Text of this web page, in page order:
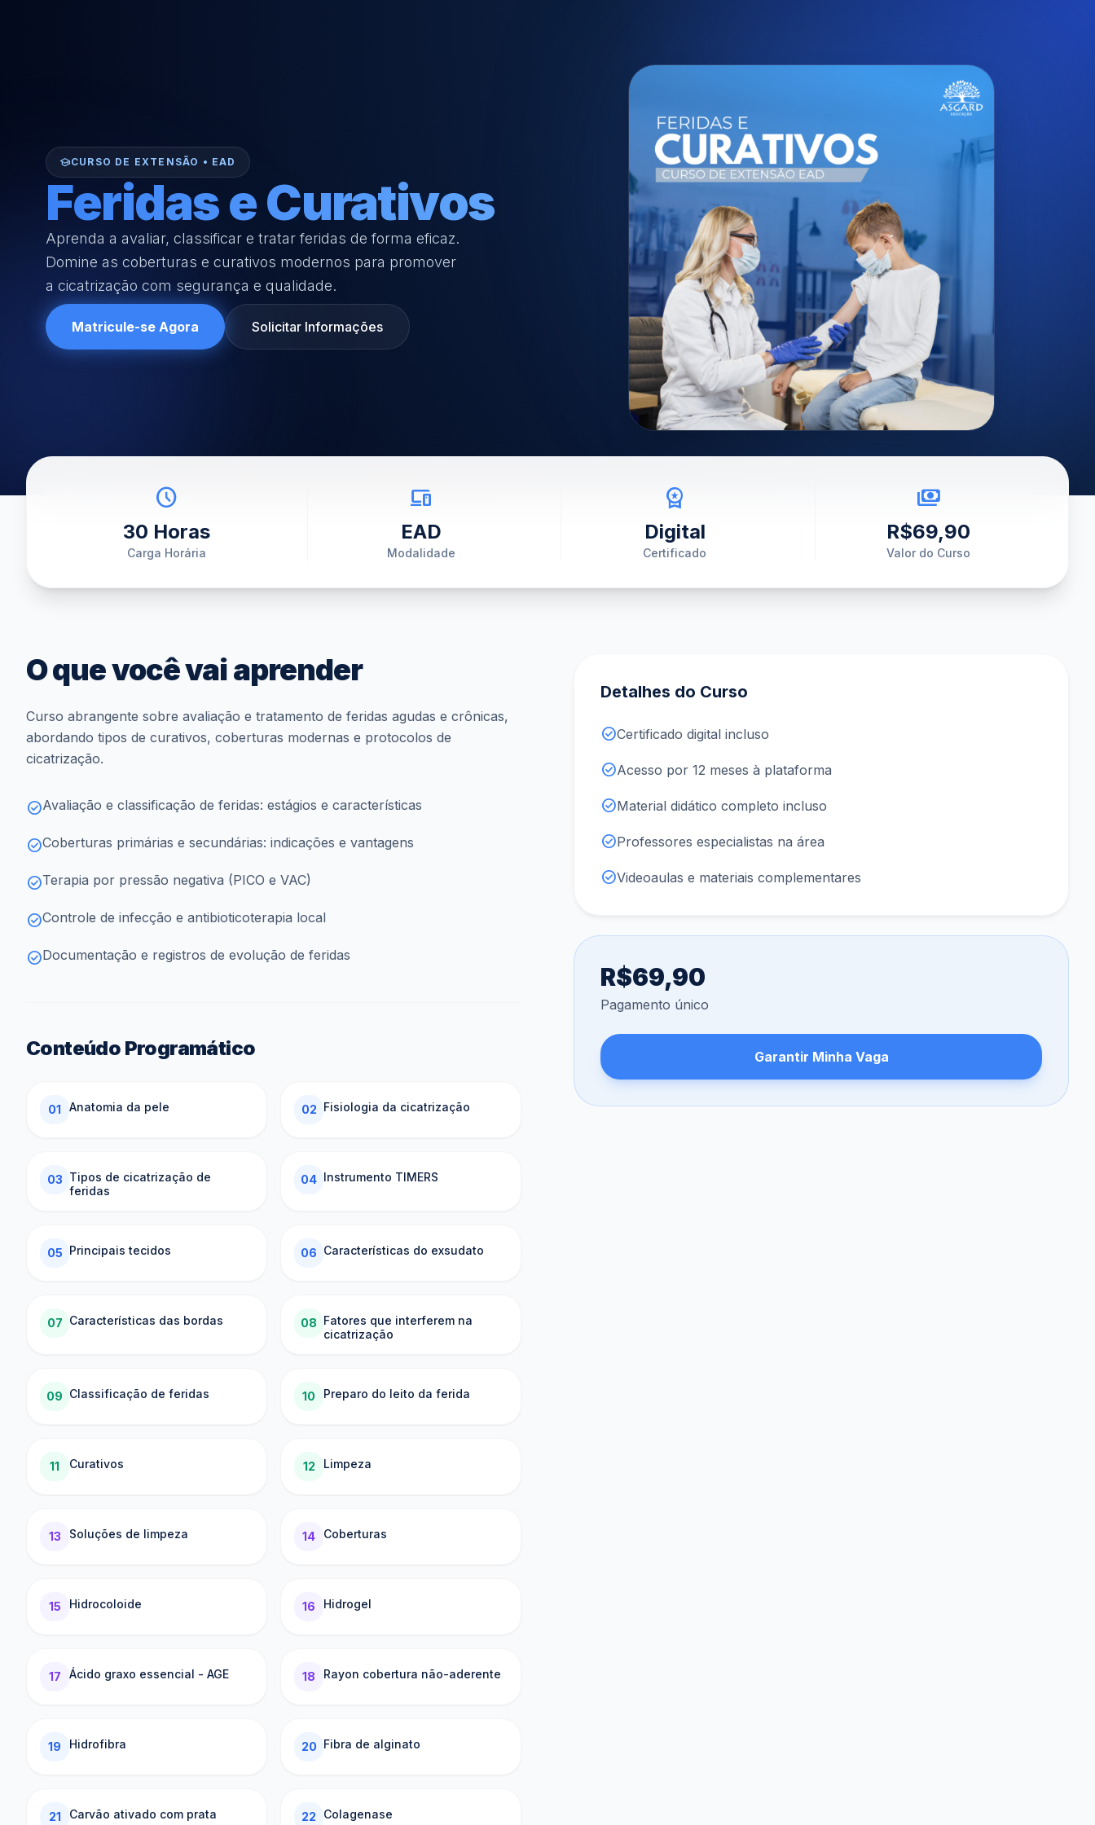
schoolCURSO DE EXTENSÃO • EAD
Feridas e Curativos
Aprenda a avaliar, classificar e tratar feridas de forma eficaz.
Domine as coberturas e curativos modernos para promover
a cicatrização com segurança e qualidade.
Matricule-se Agora Solicitar Informações
schedule
30 Horas
Carga Horária
devices
EAD
Modalidade
workspace_premium
Digital
Certificado
payments
R$69,90
Valor do Curso
O que você vai aprender
Curso abrangente sobre avaliação e tratamento de feridas agudas e crônicas,
abordando tipos de curativos, coberturas modernas e protocolos de
cicatrização.
check_circleAvaliação e classificação de feridas: estágios e características
check_circleCoberturas primárias e secundárias: indicações e vantagens
check_circleTerapia por pressão negativa (PICO e VAC)
check_circleControle de infecção e antibioticoterapia local
check_circleDocumentação e registros de evolução de feridas
Conteúdo Programático
01 Anatomia da pele 02 Fisiologia da cicatrização
03 Tipos de cicatrização de
feridas
04 Instrumento TIMERS
05 Principais tecidos 06 Características do exsudato
07 Características das bordas 08 Fatores que interferem na
cicatrização
09 Classificação de feridas 10 Preparo do leito da ferida
11 Curativos 12 Limpeza
13 Soluções de limpeza 14 Coberturas
15 Hidrocoloide 16 Hidrogel
17 Ácido graxo essencial - AGE 18 Rayon cobertura não-aderente
19 Hidrofibra 20 Fibra de alginato
21 Carvão ativado com prata 22 Colagenase
Detalhes do Curso
check_circleCertificado digital incluso
check_circleAcesso por 12 meses à plataforma
check_circleMaterial didático completo incluso
check_circleProfessores especialistas na área
check_circleVideoaulas e materiais complementares
R$69,90
Pagamento único
Garantir Minha Vaga